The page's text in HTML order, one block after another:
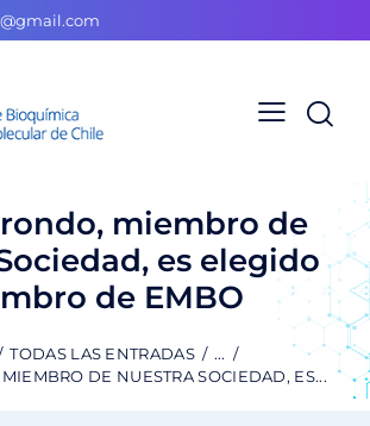
miembro de
es elegido
de EMBO
TODAS LAS ENTRADAS
...
DE NUESTRA SOCIEDAD, ES...